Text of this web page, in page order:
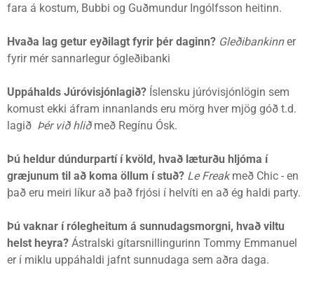
fara á kostum, Bubbi og Guðmundur Ingólfsson heitinn.
Hvaða lag getur eyðilagt fyrir þér daginn? Gleðibankinner
fyrir mér sannarlegur ógleðibanki
Uppáhalds Júróvisjónlagið? Íslensku júróvisjónlögin sem
komust ekki áfram innanlands eru mörg hver mjög góð t.d.
lagið Þér við hliðmeð Regínu Ósk.
Þú heldur dúndurpartí í kvöld, hvað læturðu hljóma í
græjunum til að koma öllum í stuð? Le Freakmeð Chic - en
það eru meiri líkur að það frjósi í helvíti en að ég haldi party.
Þú vaknar í rólegheitum á sunnudagsmorgni, hvað viltu
helst heyra? Ástralski gítarsnillingurinn Tommy Emmanuel
er í miklu uppáhaldi jafnt sunnudaga sem aðra daga.